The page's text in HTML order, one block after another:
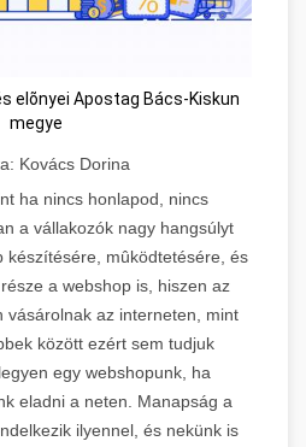
elõnyei Apostag Bács-Kiskun
megye
Kovács Dorina
ha nincs honlapod, nincs
a vállakozók nagy hangsúlyt
készítésére, mûködtetésére, és
a webshop is, hiszen az
vásárolnak az interneten, mint
között ezért sem tudjuk
egy webshopunk, ha
eladni a neten. Manapság a
ilyennel, és nekünk is